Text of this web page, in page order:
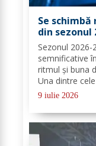
Se
din sezonul
modificări
Sezonul
semnificative
ritmul şi buna
Una dintre
procedura
9 iulie 2026